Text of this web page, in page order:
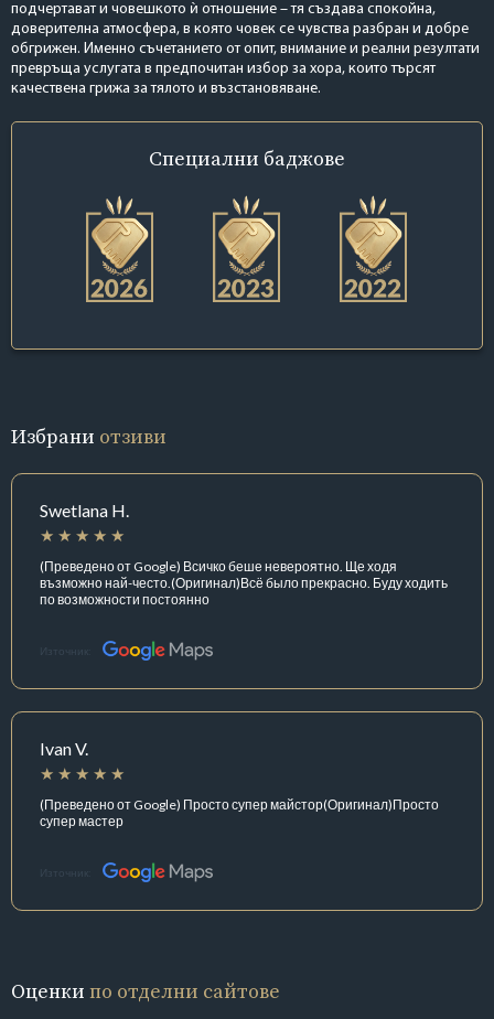
подчертават и човешкото ѝ отношение – тя създава спокойна,
доверителна атмосфера, в която човек се чувства разбран и добре
обгрижен. Именно съчетанието от опит, внимание и реални резултати
превръща услугата в предпочитан избор за хора, които търсят
качествена грижа за тялото и възстановяване.
Специални баджове
Избрани отзиви
Swetlana H.
(Преведено от Google) Всичко беше невероятно. Ще ходя
възможно най-често.(Оригинал)Всё было прекрасно. Буду ходить
по возможности постоянно
Източник:
Ivan V.
(Преведено от Google) Просто супер майстор(Оригинал)Просто
супер мастер
Източник:
Оценки по отделни сайтове